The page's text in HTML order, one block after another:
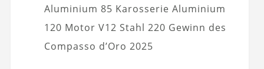
Aluminium 85 Karosserie Aluminium
120 Motor V12 Stahl 220 Gewinn des
Compasso d’Oro 2025